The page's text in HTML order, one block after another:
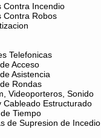
Contra Incendio
Contra Robos
Telefonicas
Acceso
Asistencia
Rondas
Videoporteros, Sonido
Cableado Estructurado
Tiempo
de Supresion de Incedio